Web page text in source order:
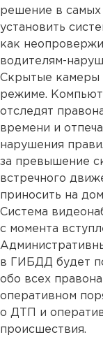
решение в самых
установить
как
водителям-
Скрытые камеры
режиме.
отследят
времени и
нарушения
за превышение
встречного
приносить на
Система
с момента
в ГИБДД будет
обо всех
оперативном
о ДТП и
происшествия.